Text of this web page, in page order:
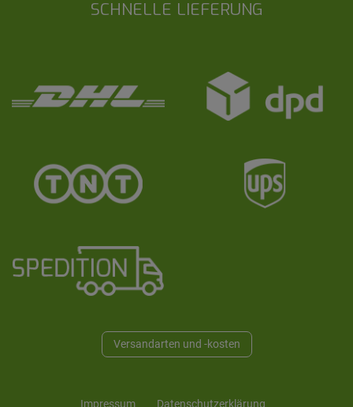
SCHNELLE LIEFERUNG
Versandarten und -kosten
Impressum Daten­schutz­erklärung